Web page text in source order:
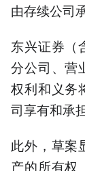
由存续公司
东兴证券（
分公司、营
权利和义务
司享有和承担
此外，草案
产的所有权